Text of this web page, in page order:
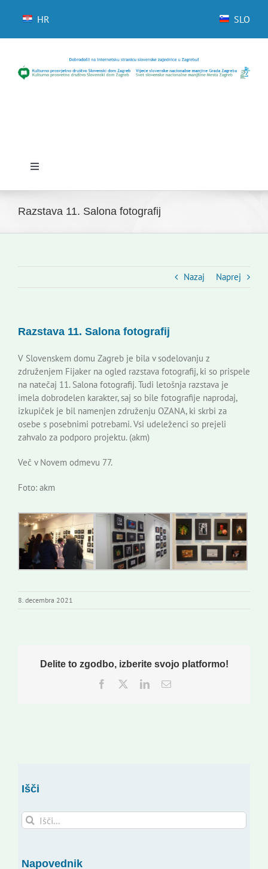
HR SLO
Toggle
Novice
Kontakti
Novi odmev – naše glasilo
Založništvo
Razstava 11. Salona fotografij
Nazaj Naprej
Razstava 11. Salona fotografij
V Slovenskem domu Zagreb je bila v sodelovanju z
združenjem Fijaker na ogled razstava fotografij, ki so prispele
na natečaj 11. Salona fotografij. Tudi letošnja razstava je
imela dobrodelen karakter, saj so bile fotografije naprodaj,
izkupiček je bil namenjen združenju OZANA, ki skrbi za
osebe s posebnimi potrebami. Vsi udeleženci so prejeli
zahvalo za podporo projektu. (akm)
Več v Novem odmevu 77.
Foto: akm
8. decembra 2021
Delite to zgodbo, izberite svojo platformo!
Facebook
TwitterLinkedInEmail
Išči
Search
for:
Napovednik